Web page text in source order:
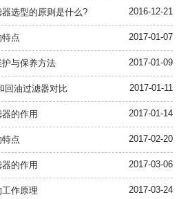
选型的原则是什么? 2016-12-21
点 2017-01-07
与保养方法 2017-01-09
回油过滤器对比 2017-01-11
的作用 2017-01-14
点 2017-02-20
的作用 2017-03-06
作原理 2017-03-24